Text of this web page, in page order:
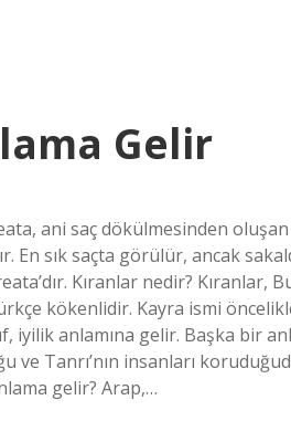
Gelir
ani saç dökülmesinden
En sık saçta görülür, ancak
Kıranlar nedir?
kökenlidir. Kayra ismi
anlamına gelir. Başka bir
Tanrı’nın insanları
gelir? Arap,…